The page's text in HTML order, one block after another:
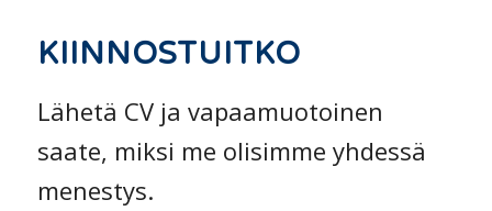
KIINNOSTUITKO
Lähetä CV ja vapaamuotoinen
saate, miksi me olisimme yhdessä
menestys.